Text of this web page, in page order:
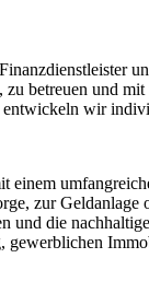
betreuen und
entwickeln wir
zur
die